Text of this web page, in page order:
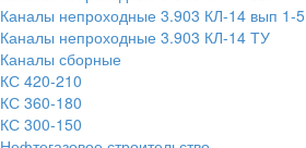
Каналы непроходные 3.903 КЛ-14 вып 1-5
Каналы непроходные 3.903 КЛ-14 ТУ
Каналы сборные
КС 420-210
КС 360-180
КС 300-150